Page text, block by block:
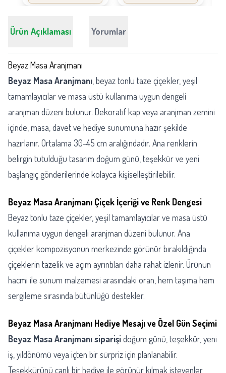
Ürün Açıklaması Yorumlar
Beyaz Masa Aranjmanı
Beyaz Masa Aranjmanı , beyaz tonlu taze çiçekler, yeşil
tamamlayıcılar ve masa üstü kullanıma uygun dengeli
aranjman düzeni bulunur. Dekoratif kap veya aranjman zemini
içinde, masa, davet ve hediye sunumuna hazır şekilde
hazırlanır. Ortalama 30-45 cm aralığındadır. Ana renklerin
belirgin tutulduğu tasarım doğum günü, teşekkür ve yeni
başlangıç gönderilerinde kolayca kişiselleştirilebilir.
Beyaz Masa Aranjmanı Çiçek İçeriği ve Renk Dengesi
Beyaz tonlu taze çiçekler, yeşil tamamlayıcılar ve masa üstü
kullanıma uygun dengeli aranjman düzeni bulunur. Ana
çiçekler kompozisyonun merkezinde görünür bırakıldığında
çiçeklerin tazelik ve açım ayrıntıları daha rahat izlenir. Ürünün
hacmi ile sunum malzemesi arasındaki oran, hem taşıma hem
sergileme sırasında bütünlüğü destekler.
Beyaz Masa Aranjmanı Hediye Mesajı ve Özel Gün Seçimi
Beyaz Masa Aranjmanı siparişidoğum günü, teşekkür, yeni
iş, yıldönümü veya içten bir sürpriz için planlanabilir.
Teşekkürünü canlı bir hediye ile görünür kılmak isteyenler